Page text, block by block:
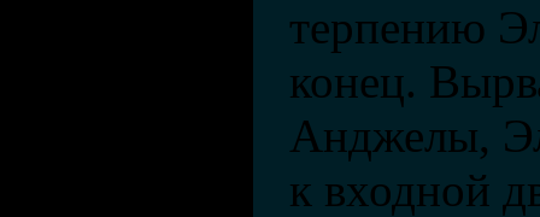
терпению
конец.
Анджелы,
к входной